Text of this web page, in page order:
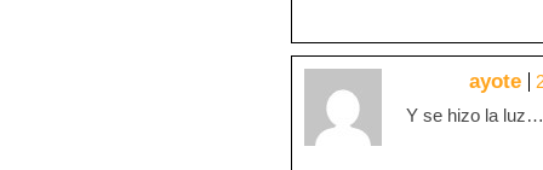
ayote
Y se hizo la